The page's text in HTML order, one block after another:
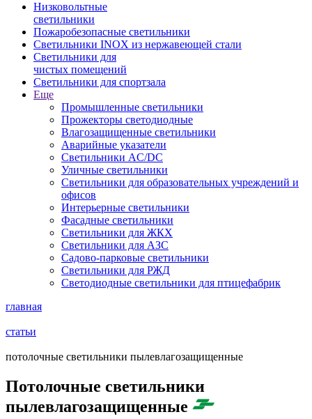
Низковольтные
светильники
Пожаробезопасные светильники
Светильники INOX из нержавеющей стали
Светильники для
чистых помещений
Светильники для спортзала
Еще
Промышленные светильники
Прожекторы светодиодные
Влагозащищенные светильники
Аварийные указатели
Светильники AC/DC
Уличные светильники
Светильники для образовательных учреждений и
офисов
Интерьерные светильники
Фасадные светильники
Светильники для ЖКХ
Светильники для АЗС
Садово-парковые светильники
Светильники для РЖД
Светодиодные светильники для птицефабрик
главная
статьи
потолочные светильники пылевлагозащищенные
Потолочные светильники
пылевлагозащищенные